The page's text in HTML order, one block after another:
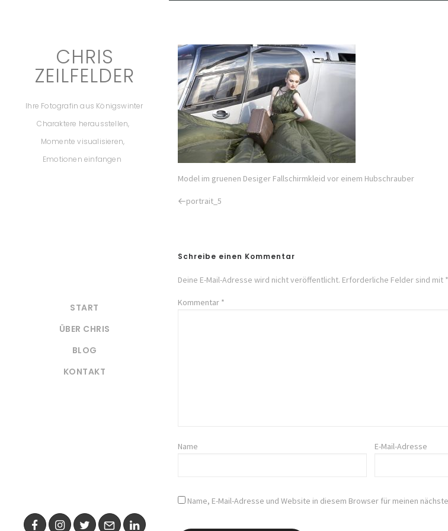
CHRIS
ZEILFELDER
Ihre Fotografin aus Königswinter
Charaktere herausstellen,
Momente visualisieren,
Emotionen einfangen
START
ÜBER CHRIS
BLOG
KONTAKT
Model im gruenen Desiger Fallschirmkleid vor einem Hubschrauber
Previous
portrait_5
Schreibe einen Kommentar
Deine E-Mail-Adresse wird nicht veröffentlicht. Erforderliche Felder sind mit *
Kommentar *
Name E-Mail-Adresse
Name, E-Mail-Adresse und Website in diesem Browser für meinen